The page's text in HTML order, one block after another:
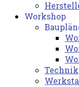
Workshop
Technik